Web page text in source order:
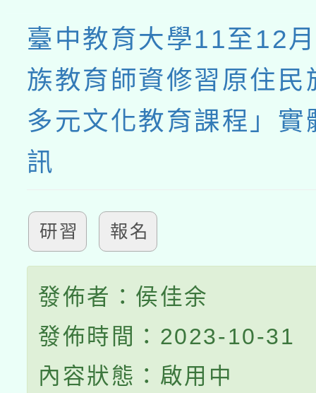
臺中教育大學11至12
族教育師資修習原住民
多元文化教育課程」實
訊
研習 報名
發佈者：侯佳余
發佈時間：2023-10-31
內容狀態：啟用中